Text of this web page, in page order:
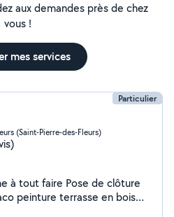
aux demandes près de chez
vous !
mes services
Particulier
(Saint-Pierre-des-Fleurs)
à tout faire Pose de clôture
peinture terrasse en bois